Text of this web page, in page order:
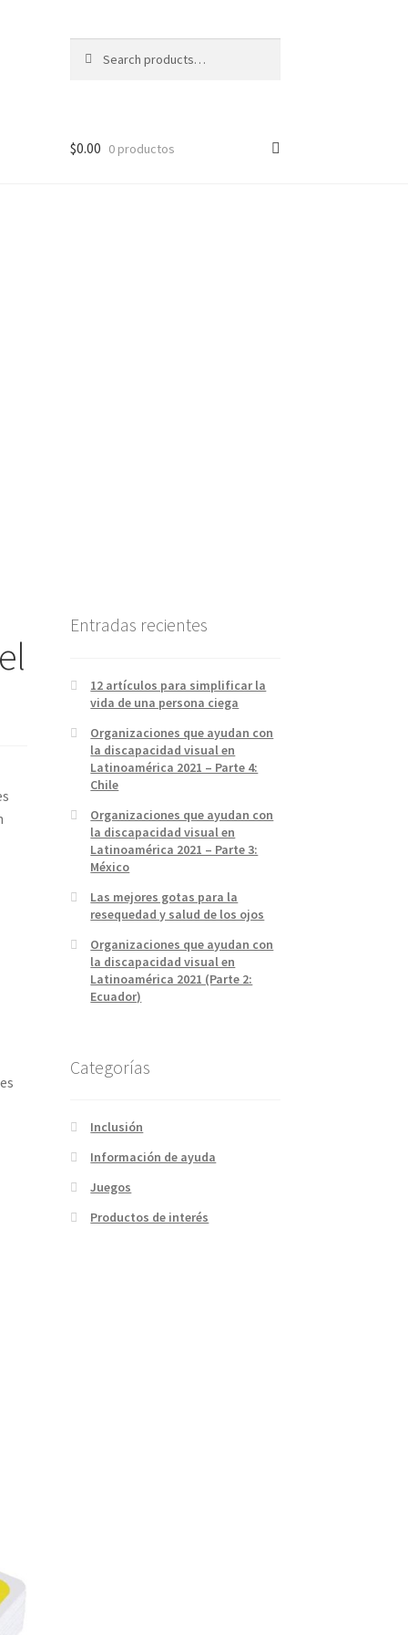
for:
$0.00 0 productos
Entradas recientes
12 artículos para simplificar la
vida de una persona ciega
Organizaciones que ayudan con
la discapacidad visual en
Latinoamérica 2021 – Parte 4:
Chile
Organizaciones que ayudan con
la discapacidad visual en
Latinoamérica 2021 – Parte 3:
México
Las mejores gotas para la
resequedad y salud de los ojos
Organizaciones que ayudan con
la discapacidad visual en
Latinoamérica 2021 (Parte 2:
Ecuador)
Categorías
Inclusión
Información de ayuda
Juegos
Productos de interés